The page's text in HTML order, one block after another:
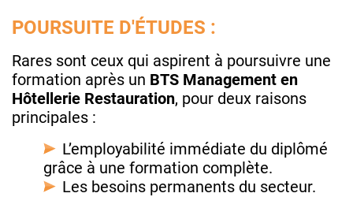
POURSUITE D'ÉTUDES :
Rares sont ceux qui aspirent à poursuivre une
formation après un BTS Management en
Hôtellerie Restauration, pour deux raisons
principales :
L’employabilité immédiate du diplômé
grâce à une formation complète.
Les besoins permanents du secteur.